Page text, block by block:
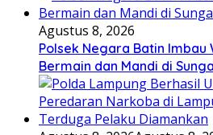
Agustus 8, 2026
Polsek Negara Batin
Bermain dan Mandi di